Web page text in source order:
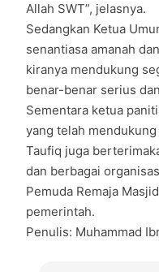
Allah SWT”, jelasnya.
Sedangkan Ketua
senantiasa amanah
kiranya mendukung
benar-benar serius
Sementara ketua
yang telah
Taufiq juga
dan berbagai
Pemuda Remaja
pemerintah.
Penulis: Muhammad